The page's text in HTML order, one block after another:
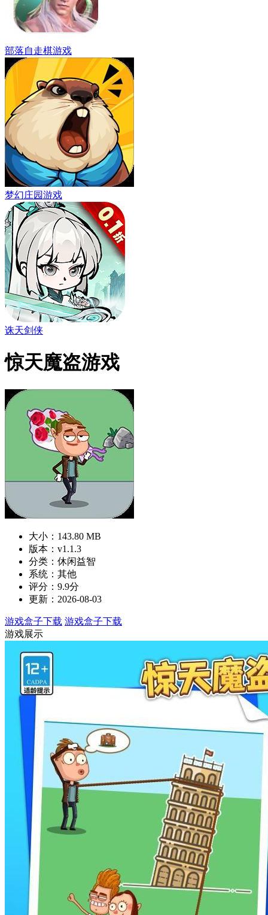
部落自走棋游戏
梦幻庄园游戏
诛天剑侠
惊天魔盗游戏
大小：143.80 MB
版本：v1.1.3
分类：休闲益智
系统：其他
评分：9.9分
更新：2026-08-03
游戏盒子下载 游戏盒子下载
游戏展示